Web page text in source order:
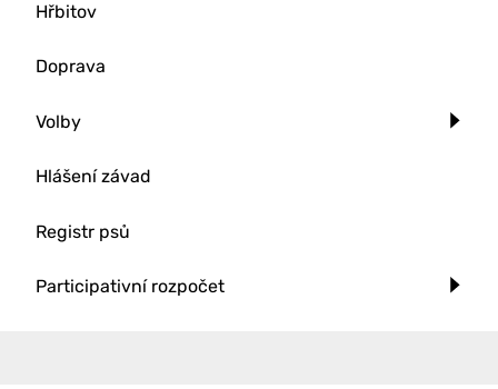
Hřbitov
Doprava
Volby
Hlášení závad
Registr psů
Participativní rozpočet